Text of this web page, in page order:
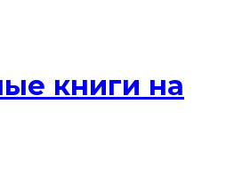
книги на